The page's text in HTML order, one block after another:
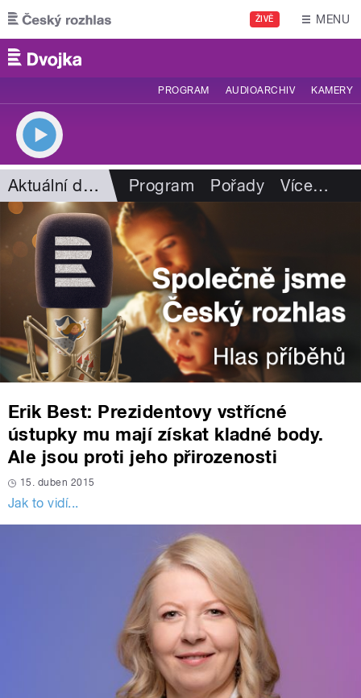
Přejít k hlavnímu obsahu
ŽIVĚ MENU
PROGRAM AUDIOARCHIV KAMERY
Aktuální dění Program Pořady Více…
Erik Best: Prezidentovy vstřícné
ústupky mu mají získat kladné body.
Ale jsou proti jeho přirozenosti
15. duben 2015
Jak to vidí...